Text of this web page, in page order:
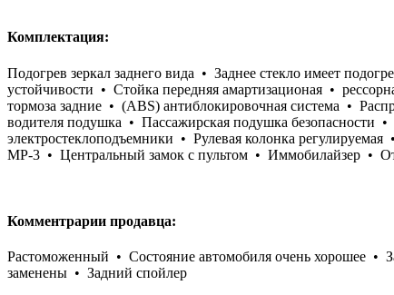
Комплектация:
Подогрев зеркал заднего вида • Заднее стекло имеет
устойчивости • Стойка передняя амартизационая •
тормоза задние • (ABS) антиблокировочная система •
водителя подушка • Пассажирская подушка безопасности
электростеклоподъемники • Рулевая колонка
МР-3 • Центральный замок с пультом • Иммобилайзер •
Комментрарии продавца:
Растоможенный • Состояние автомобиля очень хорошее •
заменены • Задний спойлер